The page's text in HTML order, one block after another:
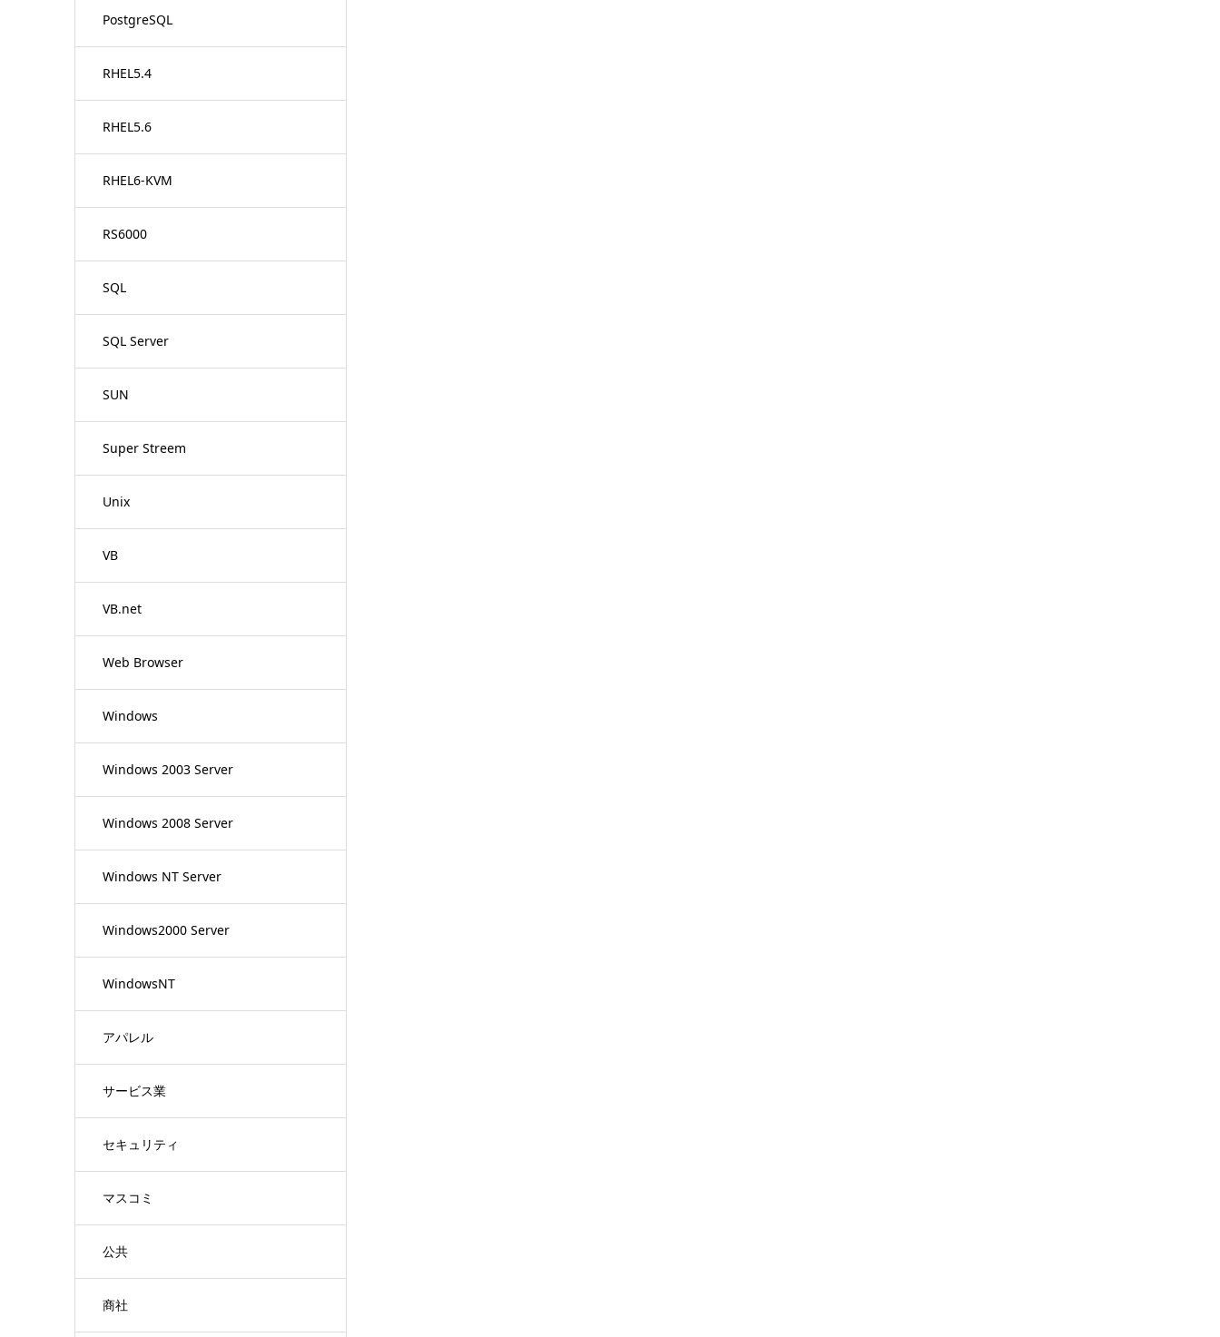
PostgreSQL
RHEL5.4
RHEL5.6
RHEL6-KVM
RS6000
SQL
SQL Server
SUN
Super Streem
Unix
VB
VB.net
Web Browser
Windows
Windows 2003 Server
Windows 2008 Server
Windows NT Server
Windows2000 Server
WindowsNT
アパレル
サービス業
セキュリティ
マスコミ
公共
商社